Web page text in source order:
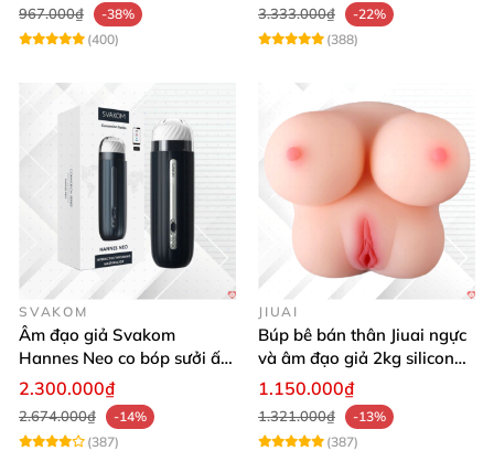
967.000₫
-38%
(400)
3.333.000₫
-22%
(388)
SVAKOM
Âm đạo giả Svakom
Hannes Neo co bóp sưởi ấm
điều khiển app tiện lợi kích
thích mạnh mẽ
2.300.000₫
2.674.000₫
-14%
(387)
JIUAI
Búp bê bán thân Jiuai ngực
và âm đạo giả 2kg silicon
nguyên khối cao cấp
1.150.000₫
1.321.000₫
-13%
(387)